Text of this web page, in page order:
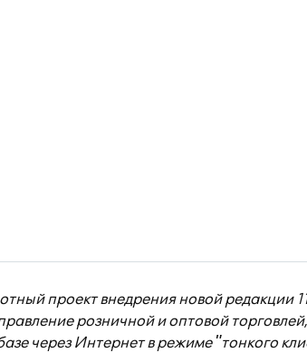
проект внедрения новой редакции
розничной и оптовой
через Интернет в режиме "тонкого